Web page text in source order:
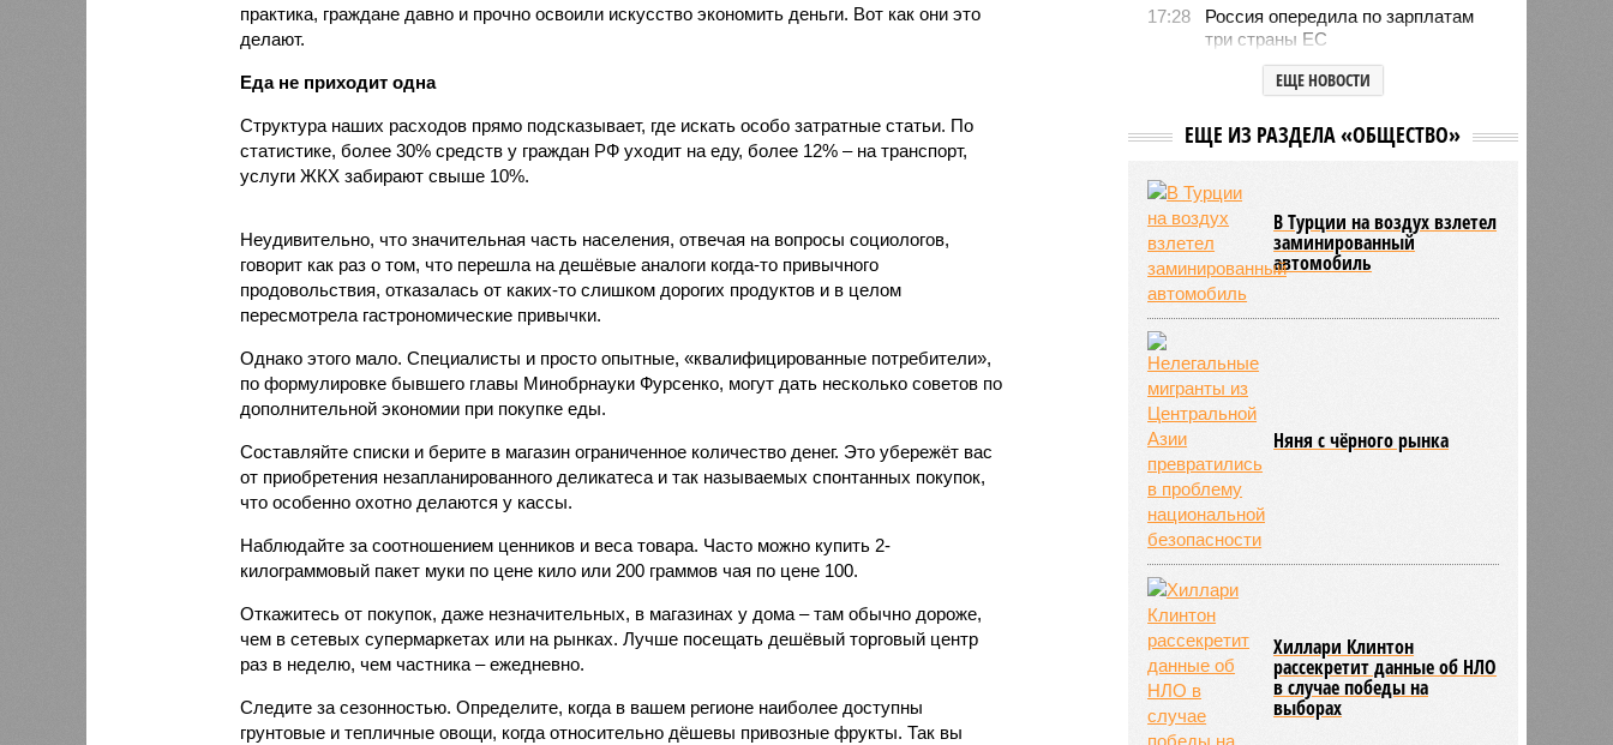
практика, граждане давно и прочно освоили искусство экономить деньги. Вот как они это
делают.
Еда не приходит одна
Структура наших расходов прямо подсказывает, где искать особо затратные статьи. По
статистике, более 30% средств у граждан РФ уходит на еду, более 12% – на транспорт,
услуги ЖКХ забирают свыше 10%.
Неудивительно, что значительная часть населения, отвечая на вопросы социологов,
говорит как раз о том, что перешла на дешёвые аналоги когда-то привычного
продовольствия, отказалась от каких-то слишком дорогих продуктов и в целом
пересмотрела гастрономические привычки.
Однако этого мало. Специалисты и просто опытные, «квалифицированные потребители»,
по формулировке бывшего главы Минобрнауки Фурсенко, могут дать несколько советов по
дополнительной экономии при покупке еды.
Составляйте списки и берите в магазин ограниченное количество денег. Это убережёт вас
от приобретения незапланированного деликатеса и так называемых спонтанных покупок,
что особенно охотно делаются у кассы.
Наблюдайте за соотношением ценников и веса товара. Часто можно купить 2-
килограммовый пакет муки по цене кило или 200 граммов чая по цене 100.
Откажитесь от покупок, даже незначительных, в магазинах у дома – там обычно дороже,
чем в сетевых супермаркетах или на рынках. Лучше посещать дешёвый торговый центр
раз в неделю, чем частника – ежедневно.
Следите за сезонностью. Определите, когда в вашем регионе наиболее доступны
грунтовые и тепличные овощи, когда относительно дёшевы привозные фрукты. Так вы
17:28
Россия опередила по зарплатам
три страны ЕС
Александр Лукашенко призвал
белорусов скупать пустующие
14:49
Девушка объяснила убийство
14:40
Сергей Миронов выступил за
увеличение пенсий детям,
потерявшим родителей
13:56
Финляндия захотела использовать
приграничные болота против
России
ЕЩЕ НОВОСТИ
ЕЩЕ ИЗ РАЗДЕЛА «ОБЩЕСТВО»
В Турции на воздух взлетел
заминированный
автомобиль
Няня с чёрного рынка
Хиллари Клинтон
рассекретит данные об НЛО
в случае победы на
выборах